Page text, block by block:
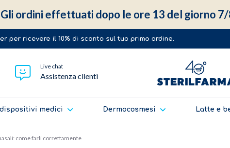
per ricevere il 10% di sconto sul tuo primo ordine.
Live chat
Assistenza clienti
medici Dermocosmesi Latte e
come farli correttamente
Gli ordini effettuati dopo le ore 13 del giorno